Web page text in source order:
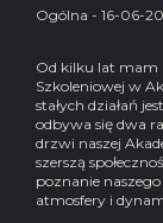
Ogólna - 16-06-
Od kilku lat mam
Szkoleniowej w
stałych działań
odbywa się dwa
drzwi naszej
szerszą
poznanie
atmosfery i